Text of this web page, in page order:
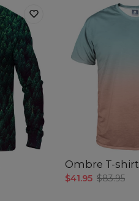
Ombre T-shirt
$41.95 $83.95